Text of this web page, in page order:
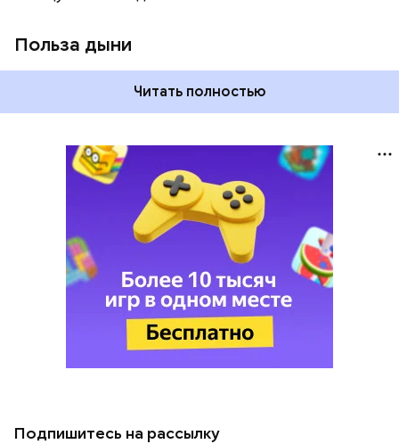
Польза дыни
Читать полностью
Подпишитесь на рассылку